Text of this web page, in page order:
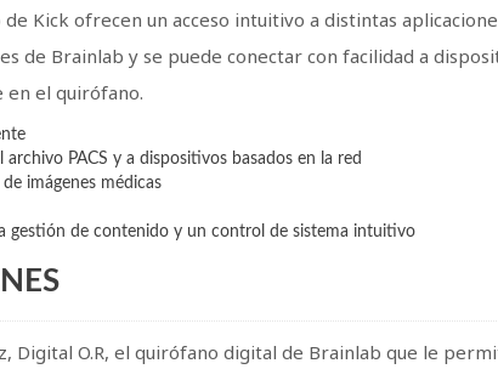
Kick ofrecen un acceso intuitivo a distintas
de Brainlab y se puede conectar con facilidad a
en el quirófano.
PACS y a dispositivos basados en la red
imágenes médicas
gestión de contenido y un control de sistema intuitivo
Digital O.R, el quirófano digital de Brainlab que le